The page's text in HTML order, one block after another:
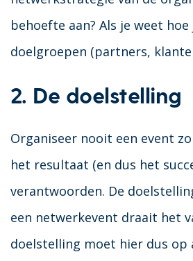
behoefte aan? Als je weet
doelgroepen (partners,
2. De doelstelling
Organiseer nooit een event
het resultaat (en dus het
verantwoorden. De
een netwerkevent draait het
doelstelling moet hier dus op